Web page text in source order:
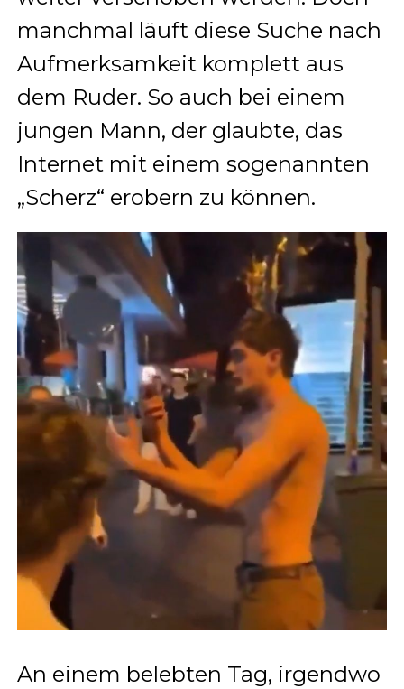
manchmal läuft diese Suche nach
Aufmerksamkeit komplett aus
dem Ruder. So auch bei einem
jungen Mann, der glaubte, das
Internet mit einem sogenannten
„Scherz“ erobern zu können.
An einem belebten Tag, irgendwo